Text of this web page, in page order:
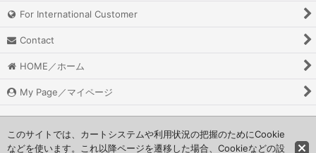
For International Customer
Contact
HOME／ホーム
My Page／マイページ
このサイトでは、カートシステムや利用状況の把握のためにCookie
などを使います。これ以降ページを遷移した場合、Cookieなどの設